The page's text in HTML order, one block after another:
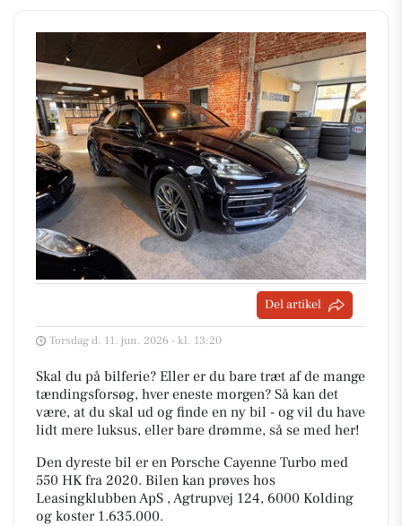
Del artikel
Torsdag d. 11. jun. 2026 - kl. 13:20
Skal du på bilferie? Eller er du bare træt af de mange
tændingsforsøg, hver eneste morgen? Så kan det
være, at du skal ud og finde en ny bil - og vil du have
lidt mere luksus, eller bare drømme, så se med her!
Den dyreste bil er en Porsche Cayenne Turbo med
550 HK fra 2020. Bilen kan prøves hos
Leasingklubben ApS , Agtrupvej 124, 6000 Kolding
og koster 1.635.000.